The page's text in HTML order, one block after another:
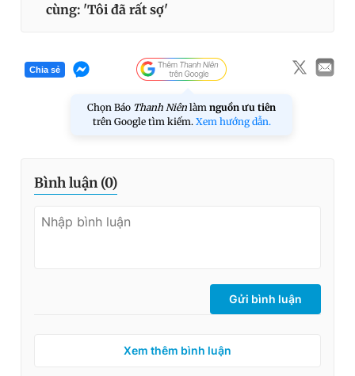
cùng: 'Tôi đã rất sợ'
Chia sẻ
Chọn Báo Thanh Niên làm nguồn ưu tiên
trên Google tìm kiếm. Xem hướng dẫn.
Bình luận (0)
Gửi bình luận
Xem thêm bình luận